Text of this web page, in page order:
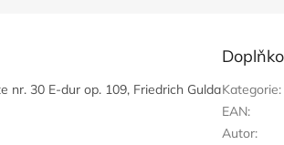
nr. 30 E-dur op. 109, Friedrich GuldaKategorie:
EAN:
Autor: